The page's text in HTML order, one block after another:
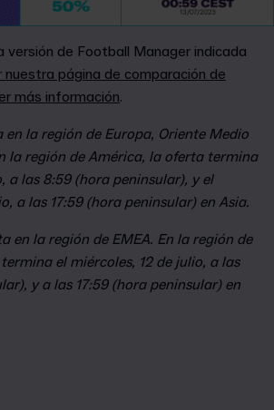
versión de Football Manager indicada
página de comparación de
más información.
en la región de Europa, Oriente Medio
la región de América, la oferta termina
a las 8:59 (hora peninsular), y el
a las 17:59 (hora peninsular) en Asia.
en la región de EMEA. En la región de
el miércoles, 12 de julio, a las
y a las 17:59 (hora peninsular) en